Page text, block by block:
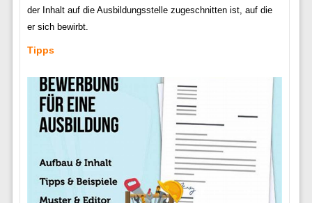
der Inhalt auf die Ausbildungsstelle zugeschnitten ist, auf die
er sich bewirbt.
Tipps